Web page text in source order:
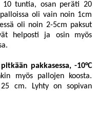
10 tuntia, osan peräti 20
oli vain noin 1cm
oli noin 2-5cm paksut
helposti ja osin myös
pakkasessa, -10°C
myös pallojen koosta.
cm. Lyhty on sopivan